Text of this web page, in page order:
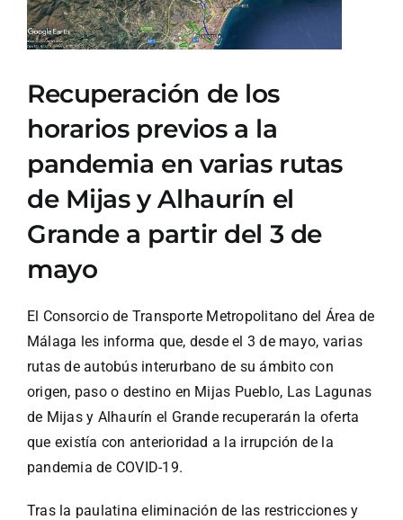
Recuperación de los
horarios previos a la
pandemia en varias rutas
de Mijas y Alhaurín el
Grande a partir del 3 de
mayo
El Consorcio de Transporte Metropolitano del Área de
Málaga les informa que, desde el 3 de mayo, varias
rutas de autobús interurbano de su ámbito con
origen, paso o destino en Mijas Pueblo, Las Lagunas
de Mijas y Alhaurín el Grande recuperarán la oferta
que existía con anterioridad a la irrupción de la
pandemia de COVID-19.
Tras la paulatina eliminación de las restricciones y